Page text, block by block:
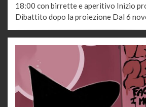
18:00 con birrette e aperitivo Inizio
Dibattito dopo la proiezione Dal 6